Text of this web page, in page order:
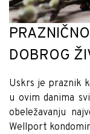
DOBROG
Uskrs je praznik
u ovim danima
obeležavanju
Wellport